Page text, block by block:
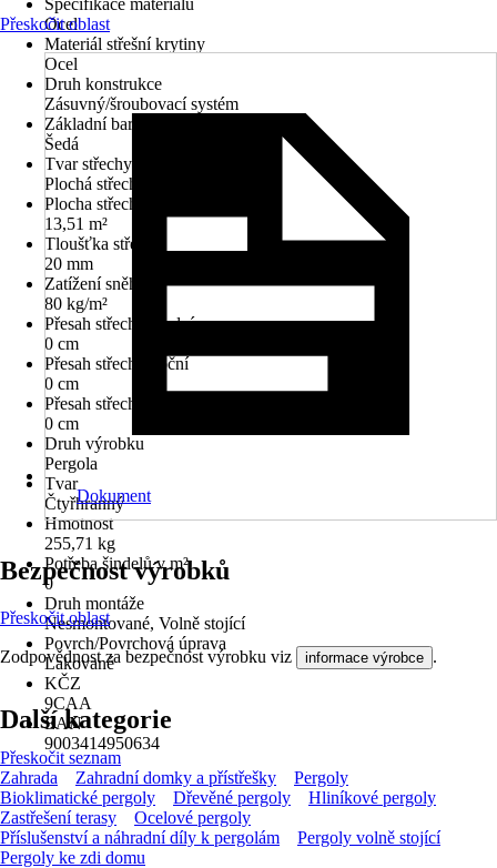
Specifikace materiálu
Ocel
Materiál střešní krytiny
Ocel
Druh konstrukce
Zásuvný/šroubovací systém
Základní barva
Šedá
Tvar střechy
Plochá střecha
Plocha střechy
13,51 m²
Tloušťka střechy
20 mm
Zatížení sněhem
80 kg/m²
Přesah střechy přední
0 cm
Přesah střechy boční
0 cm
Přesah střechy zadní
0 cm
Druh výrobku
Pergola
Tvar
Čtyřhranný
Hmotnost
255,71 kg
Potřeba šindelů v m²
0
Druh montáže
Nesmontované, Volně stojící
Povrch/Povrchová úprava
Lakované
KČZ
9CAA
EAN
9003414950634
Přeskočit oblast
Dokument
Bezpečnost výrobků
Přeskočit oblast
Zodpovědnost za bezpečnost výrobku viz informace výrobce .
Další kategorie
Přeskočit seznam
Zahrada
Zahradní domky a přístřešky
Pergoly
Bioklimatické pergoly
Dřevěné pergoly
Hliníkové pergoly
Zastřešení terasy
Ocelové pergoly
Příslušenství a náhradní díly k pergolám
Pergoly volně stojící
Pergoly ke zdi domu